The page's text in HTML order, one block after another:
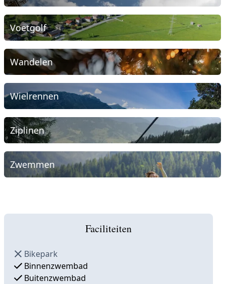
Voetgolf
Wandelen
Wielrennen
Ziplinen
Zwemmen
Faciliteiten
Bikepark
Binnenzwembad
Buitenzwembad